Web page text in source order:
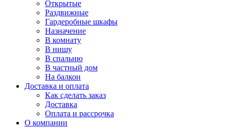
Открытые
Раздвижные
Гардеробные шкафы
Назначение
В комнату
В нишу
В спальню
В частный дом
На балкон
Доставка и оплата
Как сделать заказ
Доставка
Оплата и рассрочка
О компании